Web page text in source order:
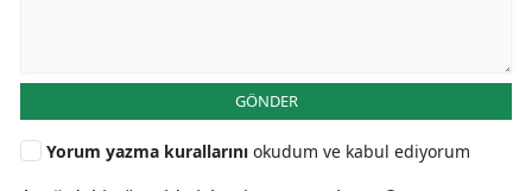
GÖNDER
Yorum yazma kurallarını okudum ve kabul ediyorum